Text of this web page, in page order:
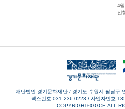
4
신
재단법인 경기문화재단 / 경기도 수원시 팔달구
팩스번호 031-236-0223 / 사업자번호
COPYRIGHT©GGCF. ALL